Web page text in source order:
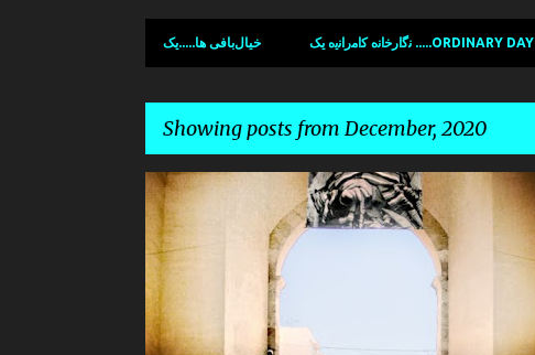
خیال‌بافی ها.....یک ﻧﮔﺍﺭﺧﺍﻧﻩ ﻛﺍﻣﺭﺍﻧﯾﻩ یک .....ORDINARY DAY
Showing posts from December, 2020
P
o
s
t
s